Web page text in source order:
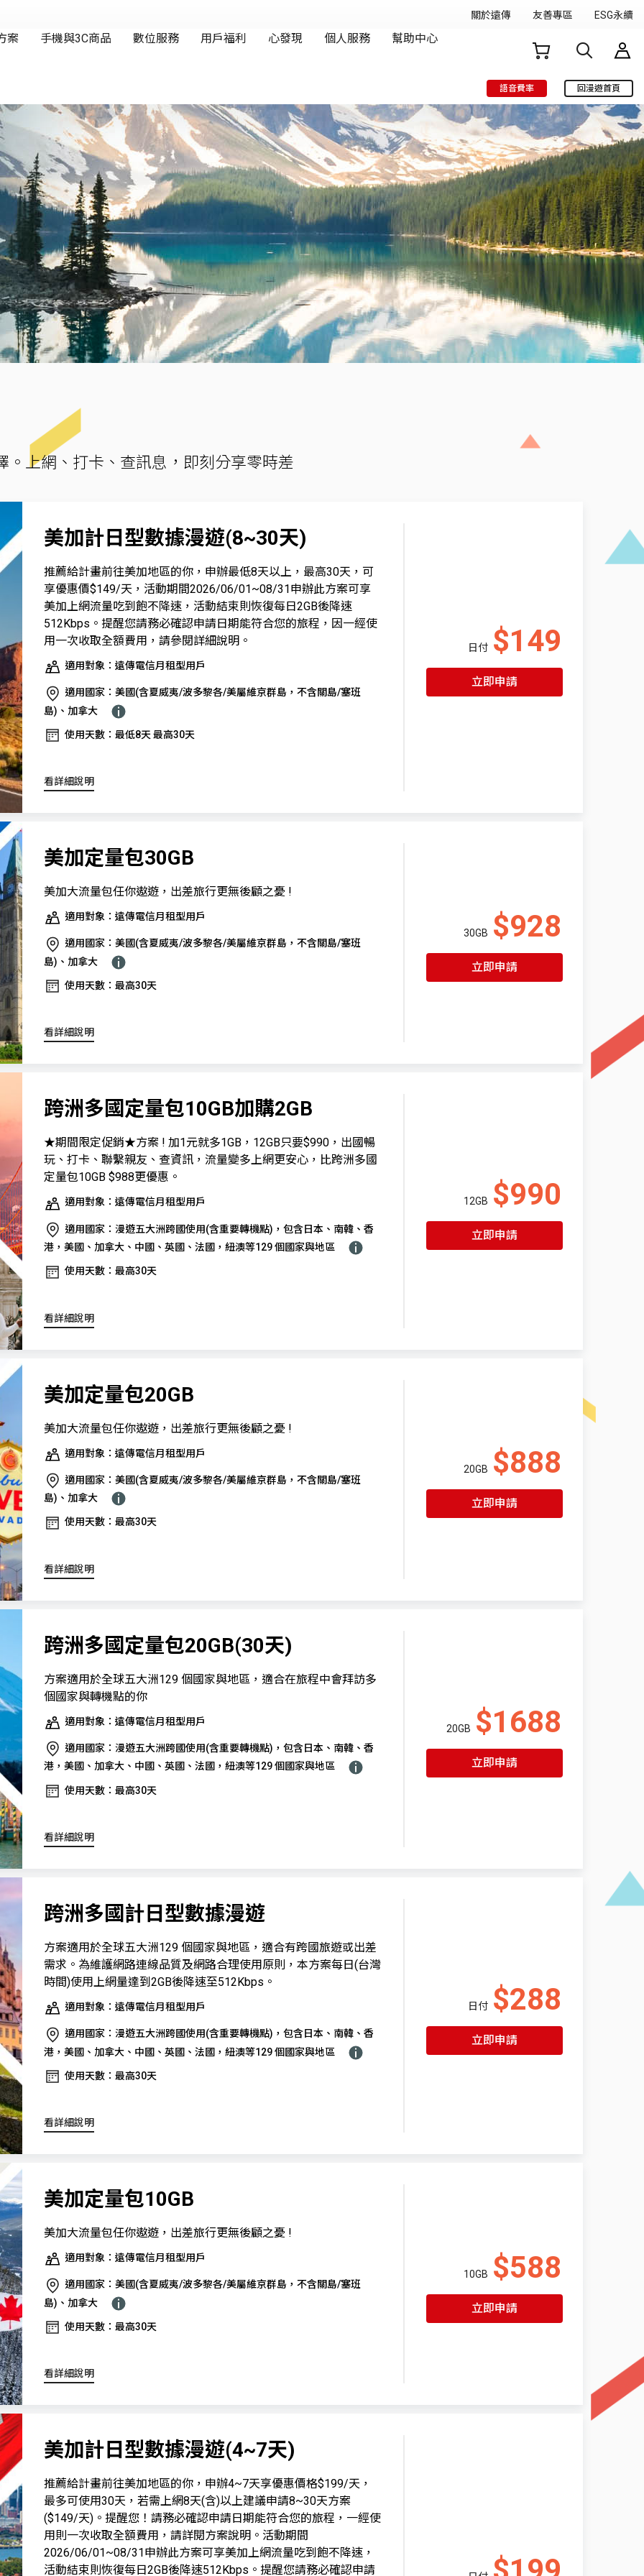
語音費率 回漫遊首頁
上網、打卡、查訊息，即刻分享零時差
美加計日型數據漫遊(8~30天)
推薦給計畫前往美加地區的你，申辦最低8天以上，最高30天，可
享優惠價$149/天，活動期間2026/06/01~08/31申辦此方案可享
美加上網流量吃到飽不降速，活動結束則恢復每日2GB後降速
512Kbps。提醒您請務必確認申請日期能符合您的旅程，因一經使
用一次收取全額費用，請參閱詳細說明。
適用對象：遠傳電信月租型用戶
適用國家：美國(含夏威夷/波多黎各/美屬維京群島，不含關島/塞班
島)、加拿大
使用天數：最低8天 最高30天
看詳細說明
日付 $149
立即申請
美加定量包30GB
美加大流量包任你遨遊，出差旅行更無後顧之憂 !
適用對象：遠傳電信月租型用戶
適用國家：美國(含夏威夷/波多黎各/美屬維京群島，不含關島/塞班
島)、加拿大
使用天數：最高30天
看詳細說明
30GB $928
立即申請
跨洲多國定量包10GB加購2GB
★期間限定促銷★方案 ! 加1元就多1GB，12GB只要$990，出國暢
玩、打卡、聯繫親友、查資訊，流量變多上網更安心，比跨洲多國
定量包10GB $988更優惠。
適用對象：遠傳電信月租型用戶
適用國家：漫遊五大洲跨國使用(含重要轉機點)，包含日本、南韓、香
港，美國、加拿大、中國、英國、法國，紐澳等129 個國家與地區
使用天數：最高30天
看詳細說明
12GB $990
立即申請
美加定量包20GB
美加大流量包任你遨遊，出差旅行更無後顧之憂 !
適用對象：遠傳電信月租型用戶
適用國家：美國(含夏威夷/波多黎各/美屬維京群島，不含關島/塞班
島)、加拿大
使用天數：最高30天
看詳細說明
20GB $888
立即申請
跨洲多國定量包20GB(30天)
方案適用於全球五大洲129 個國家與地區，適合在旅程中會拜訪多
個國家與轉機點的你
適用對象：遠傳電信月租型用戶
適用國家：漫遊五大洲跨國使用(含重要轉機點)，包含日本、南韓、香
港，美國、加拿大、中國、英國、法國，紐澳等129 個國家與地區
使用天數：最高30天
看詳細說明
20GB $1688
立即申請
跨洲多國計日型數據漫遊
方案適用於全球五大洲129 個國家與地區，適合有跨國旅遊或出差
需求。為維護網路連線品質及網路合理使用原則，本方案每日(台灣
時間)使用上網量達到2GB後降速至512Kbps。
適用對象：遠傳電信月租型用戶
適用國家：漫遊五大洲跨國使用(含重要轉機點)，包含日本、南韓、香
港，美國、加拿大、中國、英國、法國，紐澳等129 個國家與地區
使用天數：最高30天
看詳細說明
日付 $288
立即申請
美加定量包10GB
美加大流量包任你遨遊，出差旅行更無後顧之憂 !
適用對象：遠傳電信月租型用戶
適用國家：美國(含夏威夷/波多黎各/美屬維京群島，不含關島/塞班
島)、加拿大
使用天數：最高30天
看詳細說明
10GB $588
立即申請
美加計日型數據漫遊(4~7天)
推薦給計畫前往美加地區的你，申辦4~7天享優惠價格$199/天，
最多可使用30天，若需上網8天(含)以上建議申請8~30天方案
($149/天)。提醒您！請務必確認申請日期能符合您的旅程，一經使
用則一次收取全額費用，請詳閱方案說明。活動期間
2026/06/01~08/31申辦此方案可享美加上網流量吃到飽不降速，
活動結束則恢復每日2GB後降速512Kbps。提醒您請務必確認申請